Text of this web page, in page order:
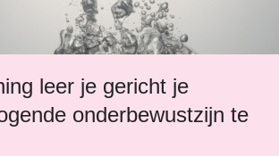
leer je gericht je
onderbewustzijn te